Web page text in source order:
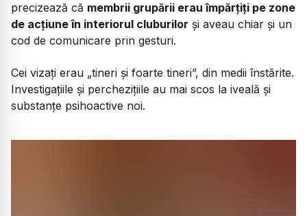
precizează că membrii grupării erau împărțiți pe zone
de acțiune în interiorul cluburilor și aveau chiar și un
cod de comunicare prin gesturi.
Cei vizați erau „tineri și foarte tineri”, din medii înstărite.
Investigațiile și perchezițiile au mai scos la iveală și
substanțe psihoactive noi.